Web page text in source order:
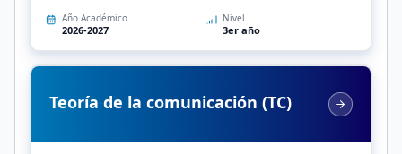
Año Académico
2026-2027
Nivel
3er año
Teoría de la comunicación (TC)